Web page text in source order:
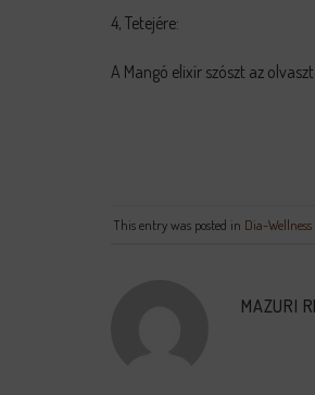
4, Tetejére:
A Mangó elixír szószt az
This entry was posted in Dia-Wellness
MAZURI